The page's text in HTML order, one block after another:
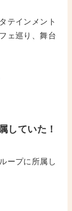
テインメント
ェ巡り、舞台
していた！
ープに所属し